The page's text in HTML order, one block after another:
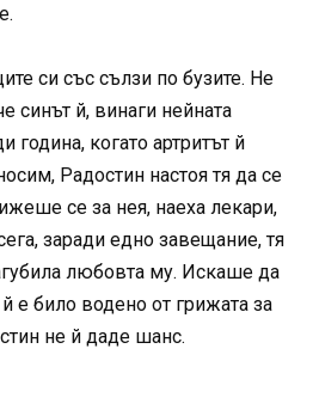
си със сълзи по бузите. Не
синът й, винаги нейната
година, когато артритът й
Радостин настоя тя да се
се за нея, наеха лекари,
заради едно завещание, тя
любовта му. Искаше да
е било водено от грижата за
не й даде шанс.